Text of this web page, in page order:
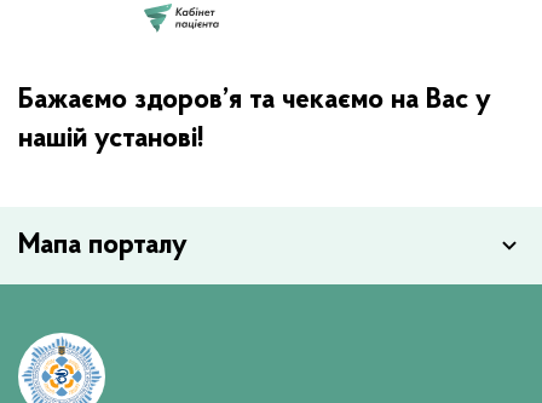
Бажаємо здоров’я та чекаємо на Вас у
нашій установі!
Мапа порталу